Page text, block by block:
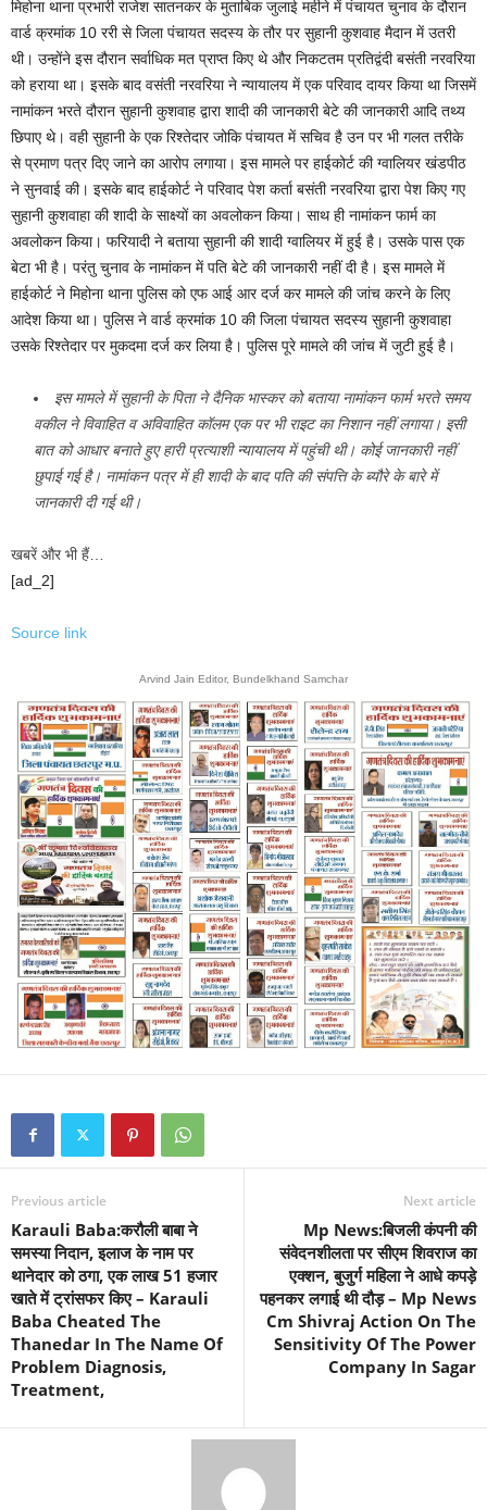
मिहोना थाना प्रभारी राजेश सातनकर के मुताबिक जुलाई महीने में पंचायत चुनाव के दौरान
वार्ड क्रमांक 10 ररी से जिला पंचायत सदस्य के तौर पर सुहानी कुशवाह मैदान में उतरी
थी। उन्होंने इस दौरान सर्वाधिक मत प्राप्त किए थे और निकटतम प्रतिद्वंदी बसंती नरवरिया
को हराया था। इसके बाद वसंती नरवरिया ने न्यायालय में एक परिवाद दायर किया था जिसमें
नामांकन भरते दौरान सुहानी कुशवाह द्वारा शादी की जानकारी बेटे की जानकारी आदि तथ्य
छिपाए थे। वही सुहानी के एक रिश्तेदार जोकि पंचायत में सचिव है उन पर भी गलत तरीके
से प्रमाण पत्र दिए जाने का आरोप लगाया। इस मामले पर हाईकोर्ट की ग्वालियर खंडपीठ
ने सुनवाई की। इसके बाद हाईकोर्ट ने परिवाद पेश कर्ता बसंती नरवरिया द्वारा पेश किए गए
सुहानी कुशवाहा की शादी के साक्ष्यों का अवलोकन किया। साथ ही नामांकन फार्म का
अवलोकन किया। फरियादी ने बताया सुहानी की शादी ग्वालियर में हुई है। उसके पास एक
बेटा भी है। परंतु चुनाव के नामांकन में पति बेटे की जानकारी नहीं दी है। इस मामले में
हाईकोर्ट ने मिहोना थाना पुलिस को एफ आई आर दर्ज कर मामले की जांच करने के लिए
आदेश किया था। पुलिस ने वार्ड क्रमांक 10 की जिला पंचायत सदस्य सुहानी कुशवाहा
उसके रिश्तेदार पर मुकदमा दर्ज कर लिया है। पुलिस पूरे मामले की जांच में जुटी हुई है।
इस मामले में सुहानी के पिता ने दैनिक भास्कर को बताया नामांकन फार्म भरते समय
वकील ने विवाहित व अविवाहित कॉलम एक पर भी राइट का निशान नहीं लगाया। इसी
बात को आधार बनाते हुए हारी प्रत्याशी न्यायालय में पहुंची थी। कोई जानकारी नहीं
छुपाई गई है। नामांकन पत्र में ही शादी के बाद पति की संपत्ति के ब्यौरे के बारे में
जानकारी दी गई थी।
खबरें और भी हैं…
[ad_2]
Source link
Arvind Jain Editor, Bundelkhand Samchar
Previous article
Karauli Baba:करौली बाबा ने
समस्या निदान, इलाज के नाम पर
थानेदार को ठगा, एक लाख 51 हजार
खाते में ट्रांसफर किए – Karauli
Baba Cheated The
Thanedar In The Name Of
Problem Diagnosis,
Treatment,
Next article
Mp News:बिजली कंपनी की
संवेदनशीलता पर सीएम शिवराज का
एक्शन, बुजुर्ग महिला ने आधे कपड़े
पहनकर लगाई थी दौड़ – Mp News
Cm Shivraj Action On The
Sensitivity Of The Power
Company In Sagar